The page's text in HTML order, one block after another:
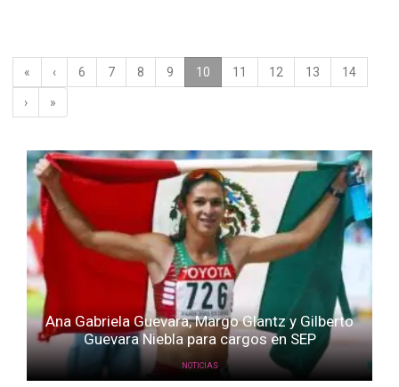
« ‹ 6 7 8 9 10 (current)
11 12 13 14
› »
Ana Gabriela Guevara, Margo Glantz y Gilberto
Guevara Niebla para cargos en SEP
NOTICIAS